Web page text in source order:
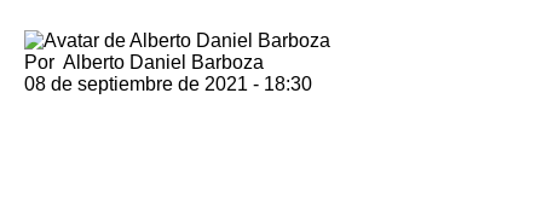
Por Alberto Daniel Barboza
08 de septiembre de 2021 - 18:30